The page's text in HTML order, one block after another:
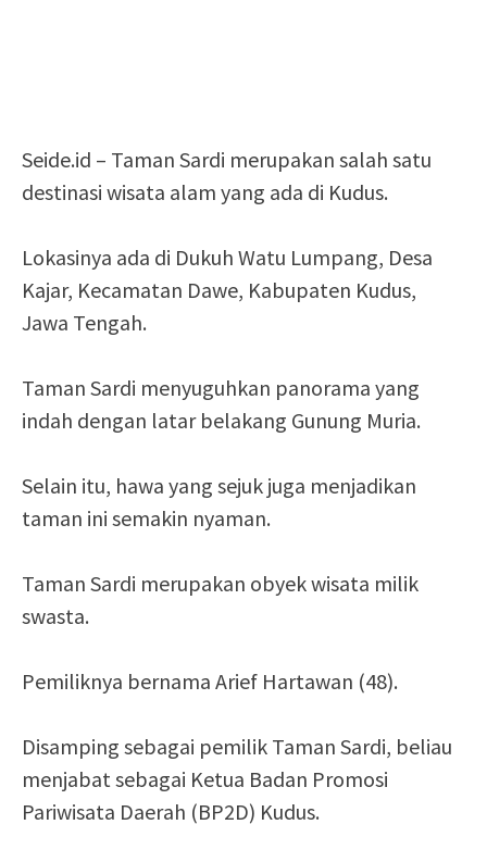
Seide.id – Taman Sardi merupakan salah satu
destinasi wisata alam yang ada di Kudus.
Lokasinya ada di Dukuh Watu Lumpang, Desa
Kajar, Kecamatan Dawe, Kabupaten Kudus,
Jawa Tengah.
Taman Sardi menyuguhkan panorama yang
indah dengan latar belakang Gunung Muria.
Selain itu, hawa yang sejuk juga menjadikan
taman ini semakin nyaman.
Taman Sardi merupakan obyek wisata milik
swasta.
Pemiliknya bernama Arief Hartawan (48).
Disamping sebagai pemilik Taman Sardi, beliau
menjabat sebagai Ketua Badan Promosi
Pariwisata Daerah (BP2D) Kudus.